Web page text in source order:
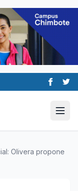
Olivera propone